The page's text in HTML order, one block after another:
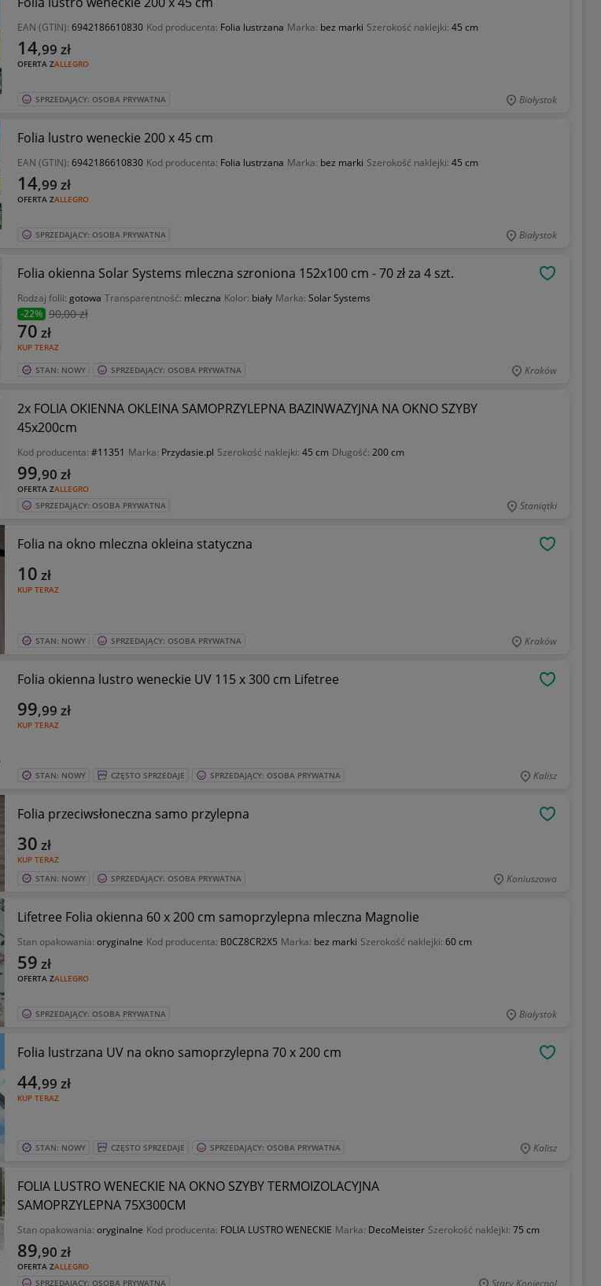
EAN (GTIN): 6942186610830 Kod producenta: Folia lustrzana Marka: bez marki Szerokość naklejki: 45 cm
OFERTA ZALLEGRO
14,99 zł
SPRZEDAJĄCY: OSOBA PRYWATNA Białystok
Folia lustro weneckie 200 x 45 cm
EAN (GTIN): 6942186610830 Kod producenta: Folia lustrzana Marka: bez marki Szerokość naklejki: 45 cm
OFERTA ZALLEGRO
14,99 zł
SPRZEDAJĄCY: OSOBA PRYWATNA Białystok
Folia okienna Solar Systems mleczna szroniona 152x100 cm - 70 zł za 4 szt.
Rodzaj folii: gotowa Transparentność: mleczna Kolor: biały Marka: Solar Systems
-22% 90,00 zł
KUP TERAZ
70 zł
STAN: NOWY SPRZEDAJĄCY: OSOBA PRYWATNA Kraków
2x FOLIA OKIENNA OKLEINA SAMOPRZYLEPNA BAZINWAZYJNA NA OKNO SZYBY
45x200cm
Kod producenta: #11351 Marka: Przydasie.pl Szerokość naklejki: 45 cm Długość: 200 cm
OFERTA ZALLEGRO
99,90 zł
SPRZEDAJĄCY: OSOBA PRYWATNA Staniątki
Folia na okno mleczna okleina statyczna
KUP TERAZ
10 zł
STAN: NOWY SPRZEDAJĄCY: OSOBA PRYWATNA Kraków
Folia okienna lustro weneckie UV 115 x 300 cm Lifetree
KUP TERAZ
99,99 zł
STAN: NOWY CZĘSTO SPRZEDAJE SPRZEDAJĄCY: OSOBA PRYWATNA Kalisz
Folia przeciwsłoneczna samo przylepna
KUP TERAZ
30 zł
STAN: NOWY SPRZEDAJĄCY: OSOBA PRYWATNA Koniuszowa
Lifetree Folia okienna 60 x 200 cm samoprzylepna mleczna Magnolie
Stan opakowania: oryginalne Kod producenta: B0CZ8CR2X5 Marka: bez marki Szerokość naklejki: 60 cm
OFERTA ZALLEGRO
59 zł
SPRZEDAJĄCY: OSOBA PRYWATNA Białystok
Folia lustrzana UV na okno samoprzylepna 70 x 200 cm
KUP TERAZ
44,99 zł
STAN: NOWY CZĘSTO SPRZEDAJE SPRZEDAJĄCY: OSOBA PRYWATNA Kalisz
FOLIA LUSTRO WENECKIE NA OKNO SZYBY TERMOIZOLACYJNA
SAMOPRZYLEPNA 75X300CM
Stan opakowania: oryginalne Kod producenta: FOLIA LUSTRO WENECKIE Marka: DecoMeister Szerokość naklejki: 75 cm
OFERTA ZALLEGRO
89,90 zł
SPRZEDAJĄCY: OSOBA PRYWATNA